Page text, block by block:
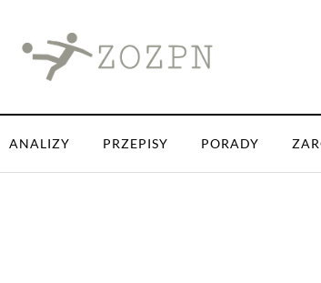
ANALIZY PRZEPISY PORADY